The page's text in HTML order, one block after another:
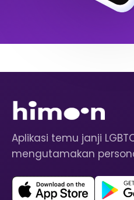
Aplikasi temu janji
mengutamakan